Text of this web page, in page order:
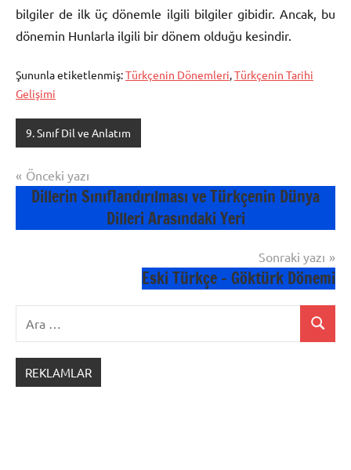
bilgiler de ilk üç dönemle ilgili bilgiler gibidir. Ancak, bu
dönemin Hunlarla ilgili bir dönem olduğu kesindir.
Şununla etiketlenmiş:Türkçenin Dönemleri,Türkçenin Tarihi
Gelişimi
9. Sınıf Dil ve Anlatım
Yazı
gezinmesi
Önceki yazı
Dillerin Sınıflandırılması ve Türkçenin Dünya
Dilleri Arasındaki Yeri
Sonraki yazı
Eski Türkçe – Göktürk Dönemi
Ara
REKLAMLAR